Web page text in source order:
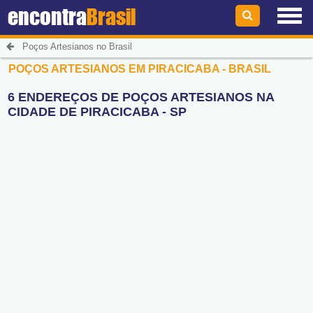
encontraBrasil
Poços Artesianos no Brasil
POÇOS ARTESIANOS EM PIRACICABA - BRASIL
6 ENDEREÇOS DE POÇOS ARTESIANOS NA
CIDADE DE PIRACICABA - SP